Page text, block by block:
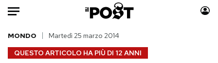
Auto
HOME
QUESTO ARTICOLO HA PIÙ DI 12 ANNI
MONDO Martedì 25 marzo 2014